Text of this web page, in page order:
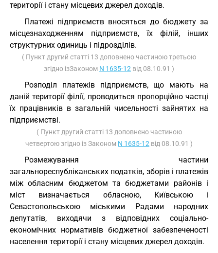
території і стану місцевих джерел доходів.
Платежі підприємств вносяться до бюджету за
місцезнаходженням підприємств, їх філій, інших
структурних одиниць і підрозділів.
( Пункт другий статті 13 доповнено частиною третьою
згідно ізЗаконом N 1635-12 від 08.10.91 )
Розподіл платежів підприємств, що мають на
даній території філії, проводиться пропорційно частці
їх працівників в загальній чисельності зайнятих на
підприємстві.
( Пункт другий статті 13 доповнено частиною
четвертою згідно із Законом N 1635-12 від 08.10.91 )
Розмежування частини
загальнореспубліканських податків, зборів і платежів
між обласним бюджетом та бюджетами районів і
міст визначається обласною, Київською і
Севастопольською міськими Радами народних
депутатів, виходячи з відповідних соціально-
економічних нормативів бюджетної забезпеченості
населення території і стану місцевих джерел доходів.